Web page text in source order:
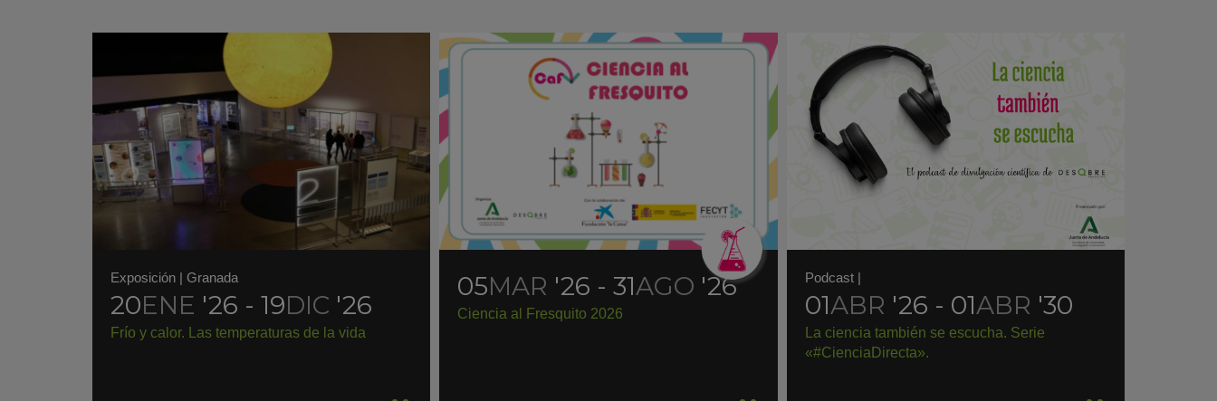
Exposición | Granada
20ENE '26 - 19DIC '26
Frío y calor. Las temperaturas de la vida
05MAR '26 - 31AGO '26
Ciencia al Fresquito 2026
Podcast|
01ABR '26 - 01ABR '30
La ciencia también se escucha. Serie
«#CienciaDirecta».